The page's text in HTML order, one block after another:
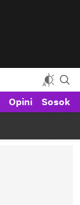
Opini Sosok